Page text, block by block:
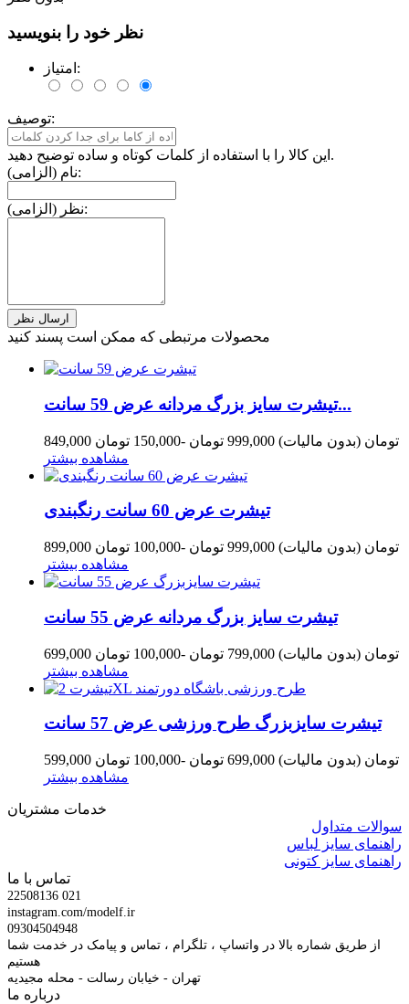
نظر خود را بنویسید
امتیاز:
توصیف:
این کالا را با استفاده از کلمات کوتاه و ساده توضیح دهید.
نام (الزامی):
نظر (الزامی):
محصولات مرتبطی که ممکن است پسند کنید
تیشرت سایز بزرگ مردانه عرض 59 سانت...
849,000 تومان (بدون مالیات) 999,000 تومان
-150,000 تومان
مشاهده بیشتر
تیشرت عرض 60 سانت رنگبندی
899,000 تومان (بدون مالیات) 999,000 تومان
-100,000 تومان
مشاهده بیشتر
تیشرت سایز بزرگ مردانه عرض 55 سانت
699,000 تومان (بدون مالیات) 799,000 تومان
-100,000 تومان
مشاهده بیشتر
تیشرت سایزبزرگ طرح ورزشی عرض 57 سانت
599,000 تومان (بدون مالیات) 699,000 تومان
-100,000 تومان
مشاهده بیشتر
خدمات مشتریان
سوالات متداول
راهنمای سایز لباس
راهنمای سایز کتونی
تماس با ما
22508136 021
instagram.com/modelf.ir
09304504948
از طریق شماره بالا در واتساپ ، تلگرام ، تماس و پیامک در خدمت شما
هستیم
تهران - خیابان رسالت - محله مجیدیه
درباره ما